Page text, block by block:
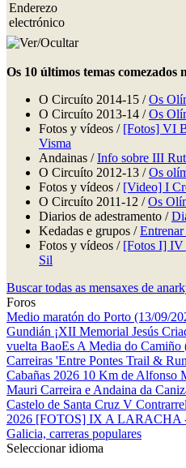
Enderezo
electrónico
Os 10 últimos temas
O Circuíto 2014-15 /Os
O Circuíto 2013-14 /Os
Fotos y vídeos / [Fotos] VI
Visma
Andainas /Info sobre III
O Circuíto 2012-13 /Os
Fotos y vídeos / [Video] I
O Circuíto 2011-12 /Os
Diarios de adestramento /
Kedadas e grupos /
Fotos y vídeos / [Fotos I] IV
Sil
Buscar todas as mensaxes de
Foros
Medio maratón do Porto (13/09/
Gundián ¡XII Memorial Jesús
vuelta BaoEs A Media do Camiño
Carreiras 'Entre Pontes Trail &
Cabañas 2026 10 Km de Alfonso
Mauri Carreira e Andaina da
Castelo de Santa Cruz V
2026 [FOTOS] IX A LARACHA
Galicia, carreras populares
Seleccionar idioma